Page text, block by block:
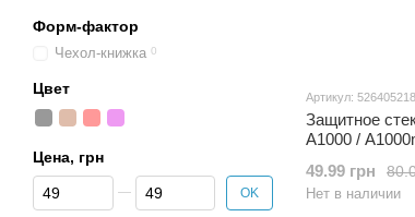
Артикул: 526405218
Защитное
A1000 /
49.99 грн
Нет в наличии
Форм-фактор
Чехол-книжка 0
Цвет
Цена, грн
От Цена, грн
До Цена, грн OK